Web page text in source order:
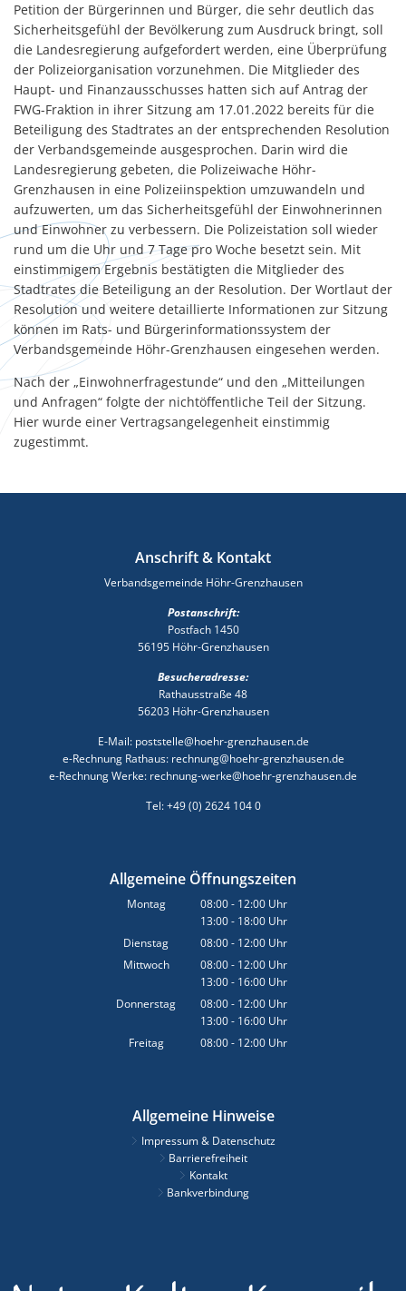
Petition der Bürgerinnen und Bürger, die sehr deutlich das
Sicherheitsgefühl der Bevölkerung zum Ausdruck bringt, soll
die Landesregierung aufgefordert werden, eine Überprüfung
der Polizeiorganisation vorzunehmen. Die Mitglieder des
Haupt- und Finanzausschusses hatten sich auf Antrag der
FWG-Fraktion in ihrer Sitzung am 17.01.2022 bereits für die
Beteiligung des Stadtrates an der entsprechenden Resolution
der Verbandsgemeinde ausgesprochen. Darin wird die
Landesregierung gebeten, die Polizeiwache Höhr-
Grenzhausen in eine Polizeiinspektion umzuwandeln und
aufzuwerten, um das Sicherheitsgefühl der Einwohnerinnen
und Einwohner zu verbessern. Die Polizeistation soll wieder
rund um die Uhr und 7 Tage pro Woche besetzt sein. Mit
einstimmigem Ergebnis bestätigten die Mitglieder des
Stadtrates die Beteiligung an der Resolution. Der Wortlaut der
Resolution und weitere detaillierte Informationen zur Sitzung
können im Rats- und Bürgerinformationssystem der
Verbandsgemeinde Höhr-Grenzhausen eingesehen werden.
Nach der „Einwohnerfragestunde“ und den „Mitteilungen
und Anfragen“ folgte der nichtöffentliche Teil der Sitzung.
Hier wurde einer Vertragsangelegenheit einstimmig
zugestimmt.
Anschrift & Kontakt
Verbandsgemeinde Höhr-Grenzhausen
Postanschrift:
Postfach 1450
56195 Höhr-Grenzhausen
Besucheradresse:
Rathausstraße 48
56203 Höhr-Grenzhausen
E-Mail: poststelle@hoehr-grenzhausen.de
e-Rechnung Rathaus: rechnung@hoehr-grenzhausen.de
e-Rechnung Werke: rechnung-werke@hoehr-grenzhausen.de
Tel: +49 (0) 2624 104 0
Allgemeine Öffnungszeiten
Montag 08:00- 12:00 Uhr
Von 08:00 bis 12:00 Uhr
13:00- 18:00 Uhr
Von 13:00 bis 18:00 Uhr
Dienstag 08:00- 12:00 Uhr
Von 08:00 bis 12:00 Uhr
Mittwoch 08:00- 12:00 Uhr
Von 08:00 bis 12:00 Uhr
13:00- 16:00 Uhr
Von 13:00 bis 16:00 Uhr
Donnerstag 08:00- 12:00 Uhr
Von 08:00 bis 12:00 Uhr
13:00- 16:00 Uhr
Von 13:00 bis 16:00 Uhr
Freitag 08:00- 12:00 Uhr
Allgemeine Hinweise
Impressum & Datenschutz
Barrierefreiheit
Kontakt
Bankverbindung